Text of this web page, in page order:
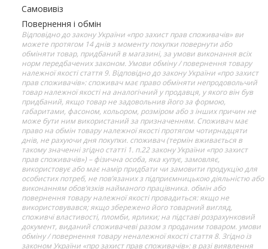
Самовивіз
Повернення і обмін
Відповідно до закону України «про захист прав споживачів» ви
можете протягом 14 днів з моменту покупки повернути або
обміняти товар, придбаний в магазині, за умови виконання всіх
норм передбачених законом. Умови обміну / повернення товару
належної якості стаття 9. Відповідно до закону України «про захист
прав споживачів»: споживач має право обміняти непродовольчий
товар належної якості на аналогічний у продавця, у якого він був
придбаний, якщо товар не задовольнив його за формою,
габаритами, фасоном, кольором, розміром або з інших причин не
може бути ним використаний за призначенням. Споживач має
право на обмін товару належної якості протягом чотирнадцяти
днів, не рахуючи дня покупки. споживач (термін вживається в
такому значенні згідно статті 1. п.22 закону України «про захист
прав споживачів») – фізична особа, яка купує, замовляє,
використовує або має намір придбати чи замовити продукцію для
особистих потреб, не пов’язаних з підприємницькою діяльністю або
виконанням обов’язків найманого працівника. обмін або
повернення товару належної якості провадиться: якщо не
використовувався; якщо збережено його товарний вигляд,
споживчі властивості, пломби, ярлики; на підставі розрахунковий
документ, виданий споживачеві разом з проданим товаром. умови
обміну / повернення товару неналежної якості стаття 8. Згідно із
законом України «про захист прав споживачів»: в разі виявлення